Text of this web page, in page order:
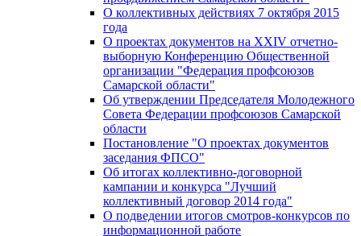
О коллективных действиях 7 октября 2015
года
О проектах документов на XXIV отчетно-
выборную Конференцию Общественной
организации "Федерация профсоюзов
Самарской области"
Об утверждении Председателя Молодежного
Совета Федерации профсоюзов Самарской
области
Постановление "О проектах документов
заседания ФПСО"
Об итогах коллективно-договорной
кампании и конкурса "Лучший
коллективный договор 2014 года"
О подведении итогов смотров-конкурсов по
информационной работе